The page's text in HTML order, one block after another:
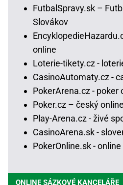
FutbalSpravy.sk –
Slovákov
online
Loterie-tikety.cz -
CasinoAutomaty.cz -
PokerArena.cz - poker
Poker.cz – český
Play-Arena.cz - živé
CasinoArena.sk -
PokerOnline.sk -
ONLINE SÁZKOVÉ KANCELÁŘE